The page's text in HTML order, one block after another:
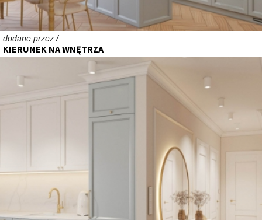
dodane przez /
KIERUNEK NA WNĘTRZA